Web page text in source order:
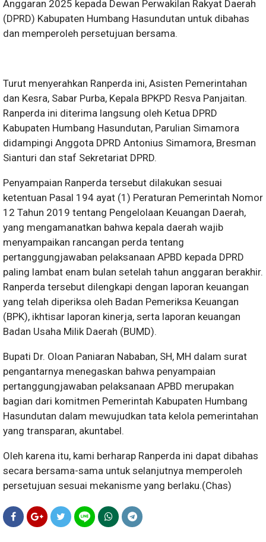
Anggaran 2025 kepada Dewan Perwakilan Rakyat Daerah
(DPRD) Kabupaten Humbang Hasundutan untuk dibahas
dan memperoleh persetujuan bersama.
Turut menyerahkan Ranperda ini, Asisten Pemerintahan
dan Kesra, Sabar Purba, Kepala BPKPD Resva Panjaitan.
Ranperda ini diterima langsung oleh Ketua DPRD
Kabupaten Humbang Hasundutan, Parulian Simamora
didampingi Anggota DPRD Antonius Simamora, Bresman
Sianturi dan staf Sekretariat DPRD.
Penyampaian Ranperda tersebut dilakukan sesuai
ketentuan Pasal 194 ayat (1) Peraturan Pemerintah Nomor
12 Tahun 2019 tentang Pengelolaan Keuangan Daerah,
yang mengamanatkan bahwa kepala daerah wajib
menyampaikan rancangan perda tentang
pertanggungjawaban pelaksanaan APBD kepada DPRD
paling lambat enam bulan setelah tahun anggaran berakhir.
Ranperda tersebut dilengkapi dengan laporan keuangan
yang telah diperiksa oleh Badan Pemeriksa Keuangan
(BPK), ikhtisar laporan kinerja, serta laporan keuangan
Badan Usaha Milik Daerah (BUMD).
Bupati Dr. Oloan Paniaran Nababan, SH, MH dalam surat
pengantarnya menegaskan bahwa penyampaian
pertanggungjawaban pelaksanaan APBD merupakan
bagian dari komitmen Pemerintah Kabupaten Humbang
Hasundutan dalam mewujudkan tata kelola pemerintahan
yang transparan, akuntabel.
Oleh karena itu, kami berharap Ranperda ini dapat dibahas
secara bersama-sama untuk selanjutnya memperoleh
persetujuan sesuai mekanisme yang berlaku.(Chas)